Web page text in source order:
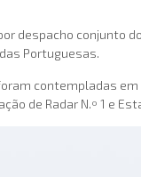
despacho conjunto
Portuguesas.
contempladas
de Radar N.º 1 e